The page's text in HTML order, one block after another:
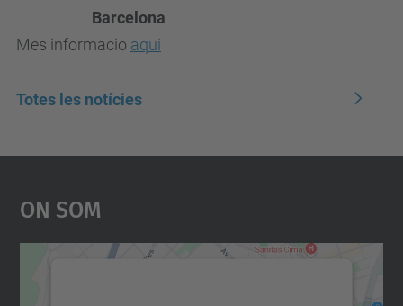
Barcelona
Mes informacio aqui
Totes les notícies
On Som